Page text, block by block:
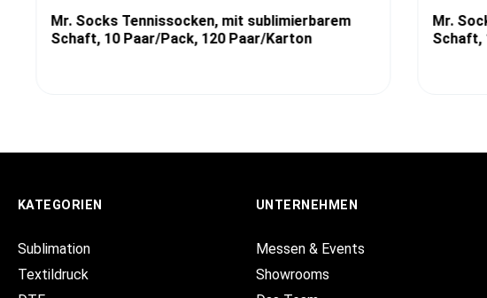
Mr. Socks Tennissocken, mit sublimierbarem
Schaft, 10 Paar/Pack, 120 Paar/Karton
Mr.
Schaft,
KATEGORIEN
Sublimation
Textildruck
UNTERNEHMEN
Messen & Events
Showrooms